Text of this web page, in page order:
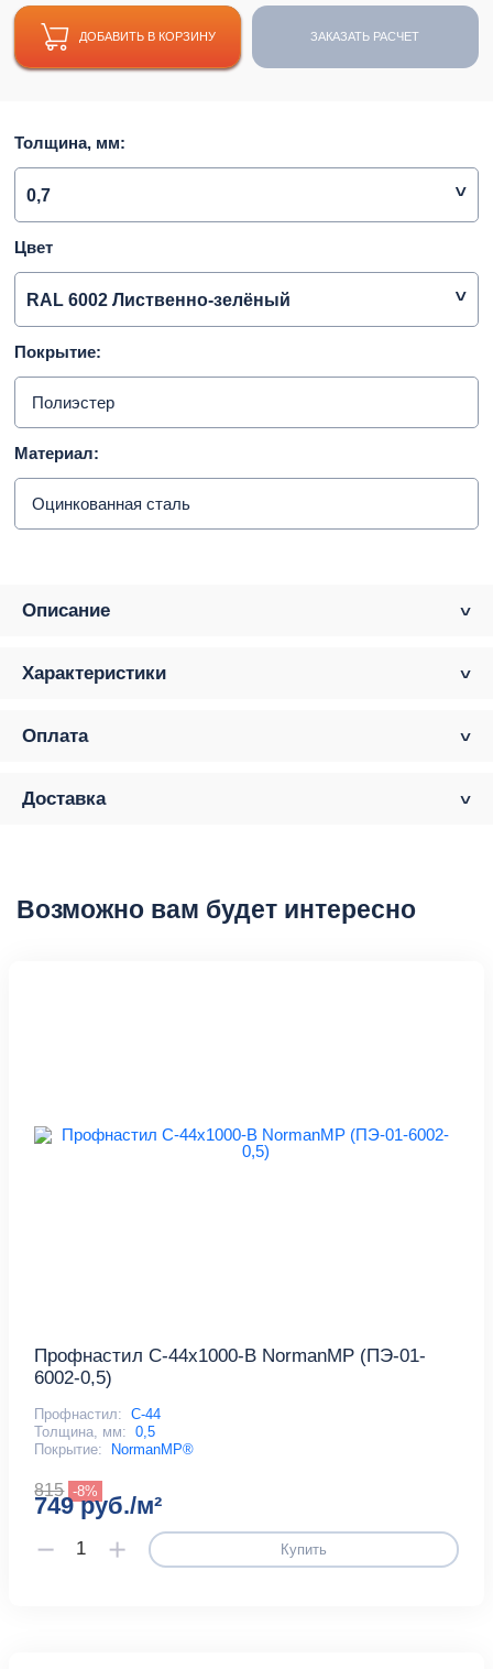
ДОБАВИТЬ В КОРЗИНУ ЗАКАЗАТЬ РАСЧЕТ
Толщина, мм:
0,7
Цвет
RAL 6002 Лиственно-зелёный
Покрытие:
Полиэстер
Материал:
Оцинкованная сталь
Описание
Характеристики
Оплата
Доставка
Возможно вам будет интересно
Профнастил С-44x1000-B NormanMP (ПЭ-01-
6002-0,5)
Профнастил: С-44
Толщина, мм: 0,5
Покрытие:
NormanMP®
815 -8%
749 руб./м²
Купить